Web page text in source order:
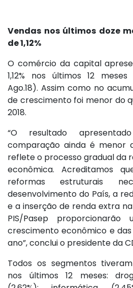
Vendas nos últimos doze
de 1,12%
O comércio da capital
1,12% nos últimos 12 meses
Ago.18). Assim como no
de crescimento foi menor do
2018.
“O resultado
comparação ainda é menor
reflete o processo gradual da
econômica. Acreditamos
reformas estruturais
desenvolvimento do País, a
e a inserção de renda extra
PIS/Pasep
crescimento econômico e
ano”, conclui o presidente da
Todos os segmentos
nos últimos 12 meses: